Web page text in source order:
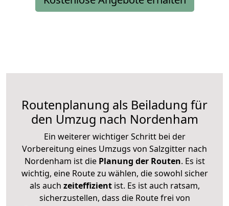
Routenplanung als Beiladung für
den Umzug nach Nordenham
Ein weiterer wichtiger Schritt bei der
Vorbereitung eines Umzugs von Salzgitter nach
Nordenham ist diePlanung der Routen. Es ist
wichtig, eine Route zu wählen, die sowohl sicher
als auch zeiteffizientist. Es ist auch ratsam,
sicherzustellen, dass die Route frei von